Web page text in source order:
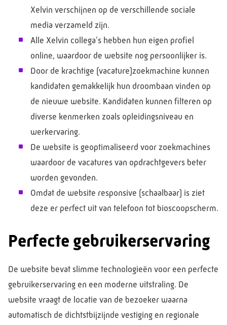
Xelvin verschijnen op de verschillende sociale
media verzameld zijn.
Alle Xelvin collega's hebben hun eigen profiel
online, waardoor de website nog persoonlijker is.
Door de krachtige (vacature)zoekmachine kunnen
kandidaten gemakkelijk hun droombaan vinden op
de nieuwe website. Kandidaten kunnen filteren op
diverse kenmerken zoals opleidingsniveau en
werkervaring.
De website is geoptimaliseerd voor zoekmachines
waardoor de vacatures van opdrachtgevers beter
worden gevonden.
Omdat de website responsive (schaalbaar) is ziet
deze er perfect uit van telefoon tot bioscoopscherm.
Perfecte gebruikerservaring
De website bevat slimme technologieën voor een perfecte
gebruikerservaring en een moderne uitstraling. De
website vraagt de locatie van de bezoeker waarna
automatisch de dichtstbijzijnde vestiging en regionale